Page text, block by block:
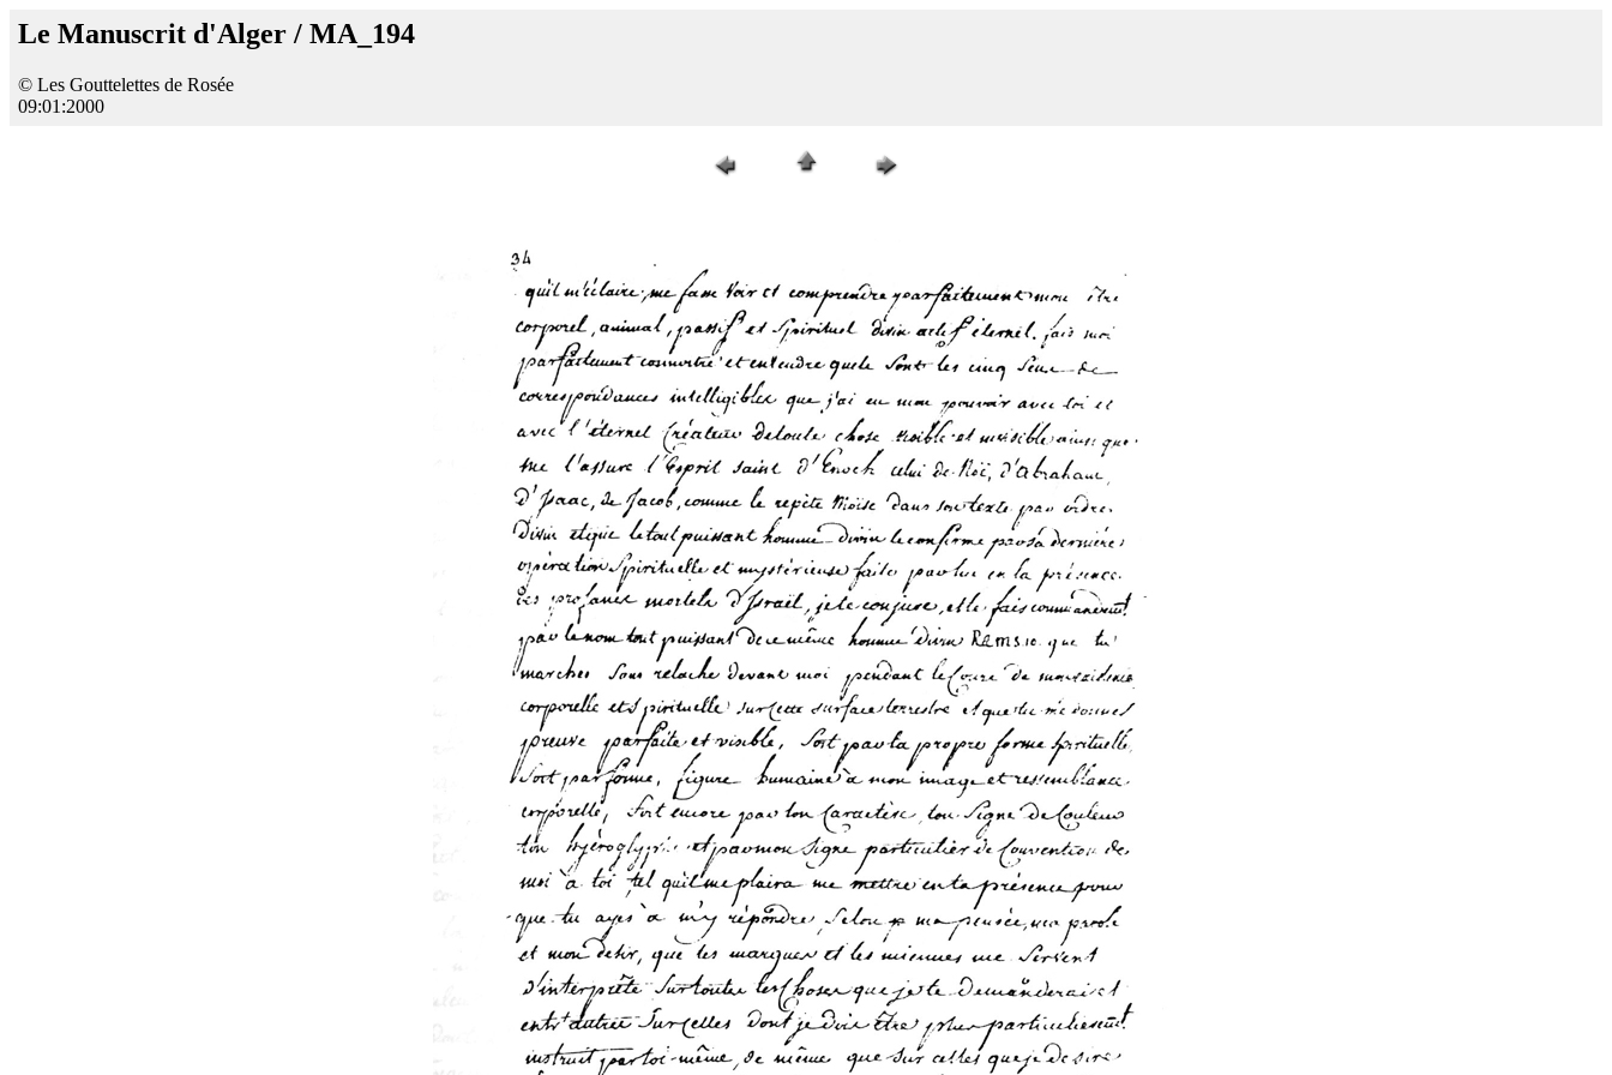
Le Manuscrit d'Alger / MA_194
© Les Gouttelettes de Rosée
09:01:2000